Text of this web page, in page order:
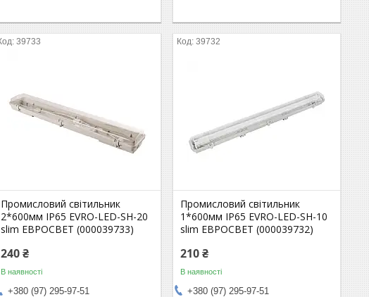
39733
Промисловий світильник
2*600мм IP65 EVRO-LED-SH-20
slim ЕВРОСВЕТ (000039733)
240 ₴
В наявності
+380 (97) 295-97-51
39732
Промисловий світильник
1*600мм IP65 EVRO-LED-SH-10
slim ЕВРОСВЕТ (000039732)
210 ₴
В наявності
+380 (97) 295-97-51